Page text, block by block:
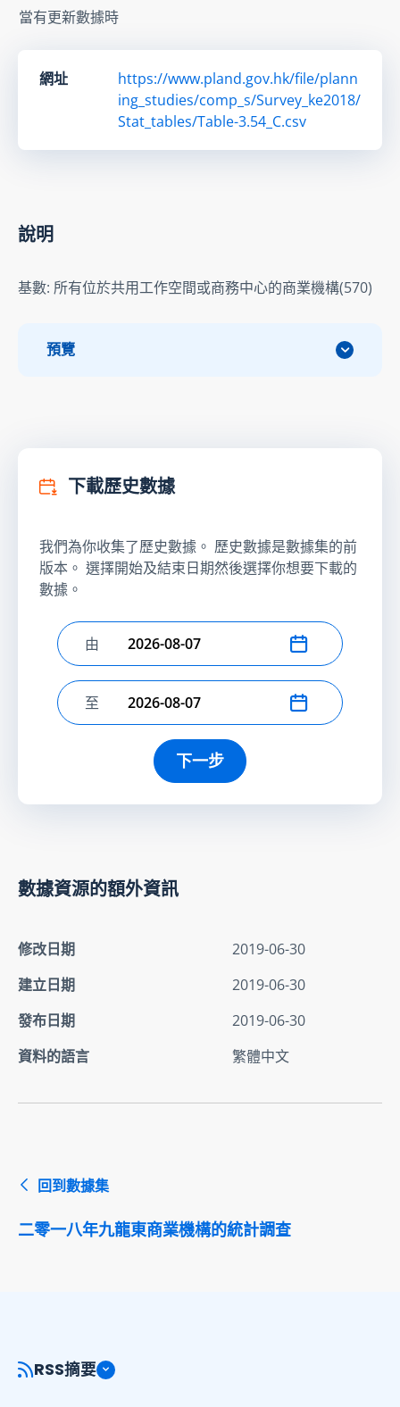
當有更新數據時
網址
https://www.pland.gov.hk/file/plann
ing_studies/comp_s/Survey_ke2018/
Stat_tables/Table-3.54_C.csv
說明
基數: 所有位於共用工作空間或商務中心的商業機構(570)
預覽
下載歷史數據
我們為你收集了歷史數據。 歷史數據是數據集的前
版本。 選擇開始及結束日期然後選擇你想要下載的
數據。
選擇開始日期
由
選擇結束日期
至
下一步
數據資源的額外資訊
修改日期
2019-06-30
建立日期
2019-06-30
發布日期
2019-06-30
資料的語言
繁體中文
回到數據集
二零一八年九龍東商業機構的統計調查
RSS摘要